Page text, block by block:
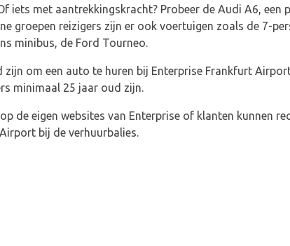
iets met aantrekkingskracht? Probeer de Audi A6, een
groepen reizigers zijn er ook voertuigen zoals de 7-
minibus, de Ford Tourneo.
om een auto te huren bij Enterprise Frankfurt
minimaal 25 jaar oud zijn.
de eigen websites van Enterprise of klanten kunnen
bij de verhuurbalies.